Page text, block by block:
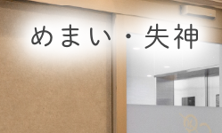
めまい・失神